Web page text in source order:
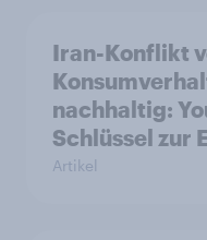
Iran-Konflikt
nachhaltig:
Schlüssel zur
Artikel